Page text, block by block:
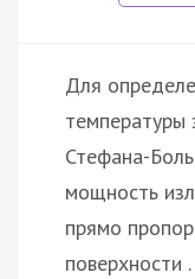
Для
температуры
Стефана-
мощность
прямо
поверхности